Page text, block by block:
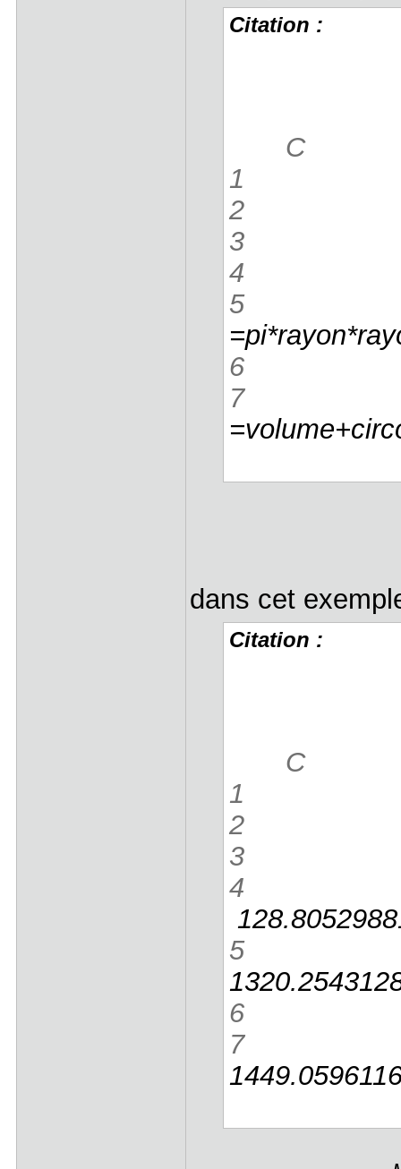
Citation :
C
1
2
3
4
5
6
7
dans cet
Citation :
C
1
2
3
4
5
6
7